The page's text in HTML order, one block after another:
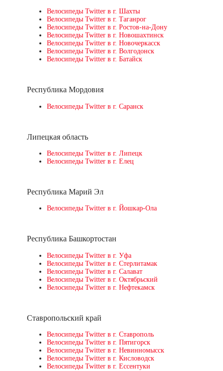
Велосипеды Twitter в г. Шахты
Велосипеды Twitter в г. Таганрог
Велосипеды Twitter в г. Ростов-на-Дону
Велосипеды Twitter в г. Новошахтинск
Велосипеды Twitter в г. Новочеркасск
Велосипеды Twitter в г. Волгодонск
Велосипеды Twitter в г. Батайск
Республика Мордовия
Велосипеды Twitter в г. Саранск
Липецкая область
Велосипеды Twitter в г. Липецк
Велосипеды Twitter в г. Елец
Республика Марий Эл
Велосипеды Twitter в г. Йошкар-Ола
Республика Башкортостан
Велосипеды Twitter в г. Уфа
Велосипеды Twitter в г. Стерлитамак
Велосипеды Twitter в г. Салават
Велосипеды Twitter в г. Октябрьский
Велосипеды Twitter в г. Нефтекамск
Ставропольский край
Велосипеды Twitter в г. Ставрополь
Велосипеды Twitter в г. Пятигорск
Велосипеды Twitter в г. Невинномысск
Велосипеды Twitter в г. Кисловодск
Велосипеды Twitter в г. Ессентуки